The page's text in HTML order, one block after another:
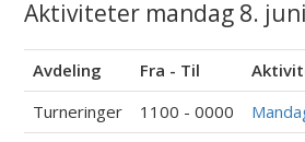
Aktiviteter mandag 8.
Avdeling Fra - Til
Turneringer
1100 - 0000